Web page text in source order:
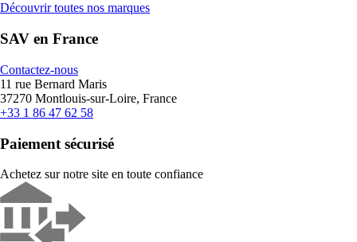
Découvrir toutes nos marques
SAV en France
Contactez-nous
11 rue Bernard Maris
37270 Montlouis-sur-Loire, France
+33 1 86 47 62 58
Paiement sécurisé
Achetez sur notre site en toute confiance